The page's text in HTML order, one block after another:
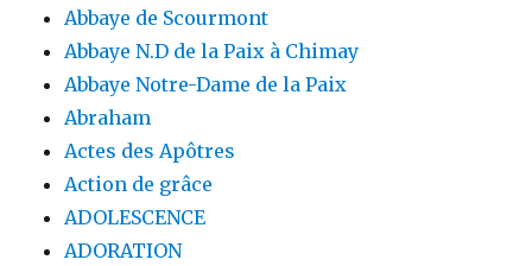
Abbaye de Scourmont
Abbaye N.D de la Paix à Chimay
Abbaye Notre-Dame de la Paix
Abraham
Actes des Apôtres
Action de grâce
ADOLESCENCE
ADORATION